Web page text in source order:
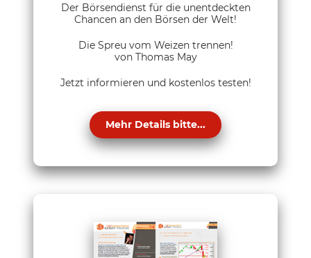
Der Börsendienst für die unentdeckten
Chancen an den Börsen der Welt!
Die Spreu vom Weizen trennen!
von Thomas May
Jetzt informieren und kostenlos testen!
Mehr Details bitte...